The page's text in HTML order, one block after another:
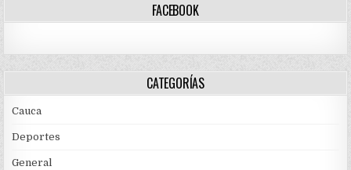
FACEBOOK
CATEGORÍAS
Cauca
Deportes
General